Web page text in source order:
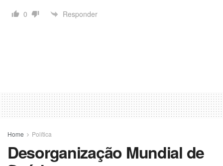
0
Responder
Home Política
Desorganização Mundial de